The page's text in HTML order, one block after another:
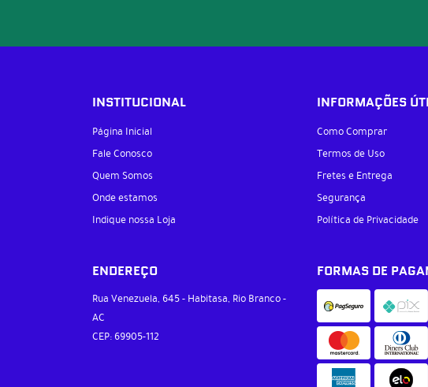
INSTITUCIONAL
Página Inicial
Fale Conosco
Quem Somos
Onde estamos
Indique nossa Loja
INFORMAÇÕES
Como Comprar
Termos de Uso
Fretes e Entrega
Segurança
Política de Privacidade
ENDEREÇO
Rua Venezuela, 645- Habitasa, Rio Branco-
AC
CEP: 69905-112
FORMAS DE